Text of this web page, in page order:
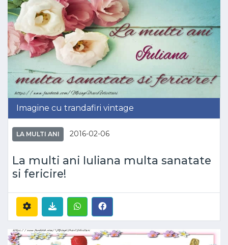
Imagine cu trandafiri vintage
LA MULTI ANI 2016-02-06
La multi ani Iuliana multa sanatate
si fericire!